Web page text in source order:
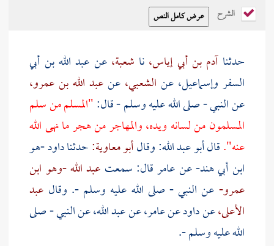
الشرح
حدثناآدم بن أبي إياس، نا شعبة،عن عبد الله بن أبي
السفر وإسماعيل،عن الشعبي، عنعبد الله بن عمرو،
عن النبي - صلى الله عليه وسلم - قال:"المسلم من سلم
المسلمون من لسانه ويده، والمهاجر من هجر ما نهى الله
عنه".قالأبو عبد الله:وقالأبو معاوية:حدثناداود -هو
ابن أبي هند-عن عامر قال: سمعت عبد الله -وهو ابن
عمرو- عن النبي - صلى الله عليه وسلم -. وقال عبد
الأعلى،عنداودعنعامر،عنعبد الله،عن النبي - صلى
الله عليه وسلم -.